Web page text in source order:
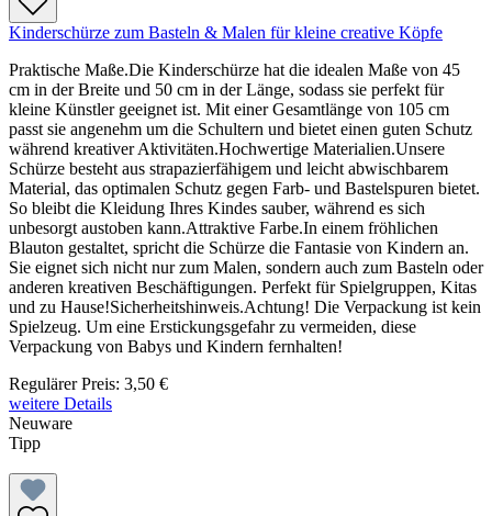
Kinderschürze zum Basteln & Malen für kleine creative Köpfe
Praktische Maße.Die Kinderschürze hat die idealen Maße von 45
cm in der Breite und 50 cm in der Länge, sodass sie perfekt für
kleine Künstler geeignet ist. Mit einer Gesamtlänge von 105 cm
passt sie angenehm um die Schultern und bietet einen guten Schutz
während kreativer Aktivitäten.Hochwertige Materialien.Unsere
Schürze besteht aus strapazierfähigem und leicht abwischbarem
Material, das optimalen Schutz gegen Farb- und Bastelspuren bietet.
So bleibt die Kleidung Ihres Kindes sauber, während es sich
unbesorgt austoben kann.Attraktive Farbe.In einem fröhlichen
Blauton gestaltet, spricht die Schürze die Fantasie von Kindern an.
Sie eignet sich nicht nur zum Malen, sondern auch zum Basteln oder
anderen kreativen Beschäftigungen. Perfekt für Spielgruppen, Kitas
und zu Hause!Sicherheitshinweis.Achtung! Die Verpackung ist kein
Spielzeug. Um eine Erstickungsgefahr zu vermeiden, diese
Verpackung von Babys und Kindern fernhalten!
Regulärer Preis: 3,50 €
weitere Details
Neuware
Tipp